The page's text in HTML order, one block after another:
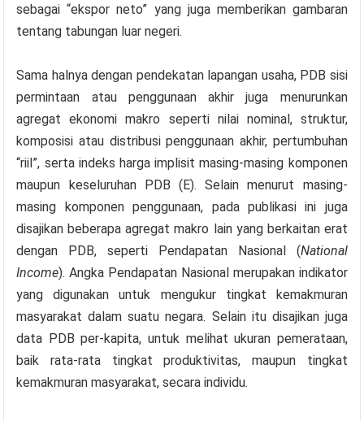
sebagai “ekspor neto” yang juga memberikan gambaran
tentang tabungan luar negeri.
Sama halnya dengan pendekatan lapangan usaha, PDB sisi
permintaan atau penggunaan akhir juga menurunkan
agregat ekonomi makro seperti nilai nominal, struktur,
komposisi atau distribusi penggunaan akhir, pertumbuhan
“riil”, serta indeks harga implisit masing-masing komponen
maupun keseluruhan PDB (E). Selain menurut masing-
masing komponen penggunaan, pada publikasi ini juga
disajikan beberapa agregat makro lain yang berkaitan erat
dengan PDB, seperti Pendapatan Nasional (National
Income). Angka Pendapatan Nasional merupakan indikator
yang digunakan untuk mengukur tingkat kemakmuran
masyarakat dalam suatu negara. Selain itu disajikan juga
data PDB per-kapita, untuk melihat ukuran pemerataan,
baik rata-rata tingkat produktivitas, maupun tingkat
kemakmuran masyarakat, secara individu.